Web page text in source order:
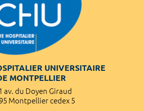
UNIVERSITAIRE
MONTPELLIER
av. du Doyen Giraud
Montpellier cedex 5